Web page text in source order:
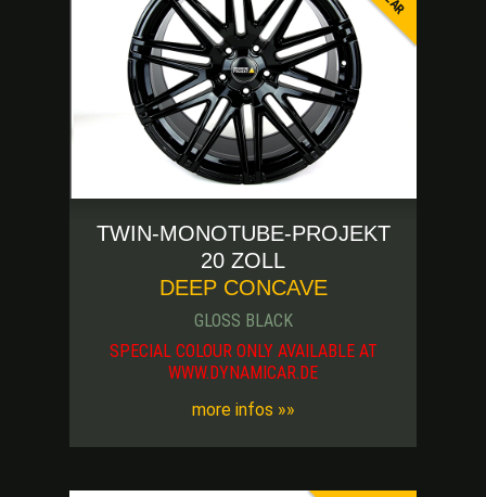
TWIN-MONOTUBE-PROJEKT
20 ZOLL
DEEP CONCAVE
GLOSS BLACK
SPECIAL COLOUR ONLY AVAILABLE AT
WWW.DYNAMICAR.DE
more infos »»